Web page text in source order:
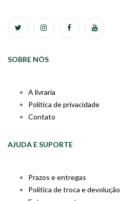
SOBRE NÓS
A livraria
Política de privacidade
Contato
AJUDA E SUPORTE
Prazos e entregas
Política de troca e devolução